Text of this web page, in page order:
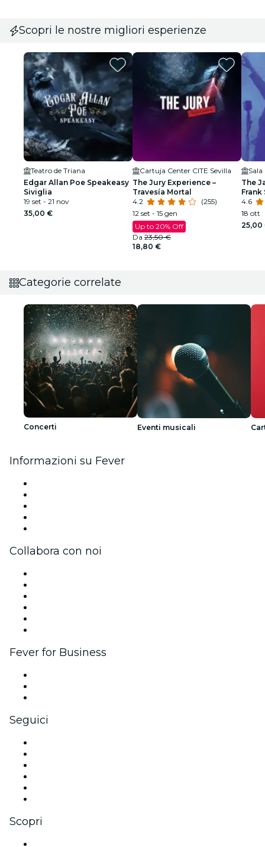
Scopri le nostre migliori esperienze
Teatro de Triana
Edgar Allan Poe Speakeasy
Siviglia
19 set - 21 nov
35,00 €
Cartuja Center CITE Sevilla
The Jury Experience –
Travesía Mortal
4.2
(255)
12 set - 15 gen
Up to 20% Off
Da 23,50 €
18,80 €
The
Frank
4.6
18 ott
25,00
Categorie correlate
Concerti Eventi musicali
Informazioni su Fever
Collabora con noi
Fever for Business
Seguici
Scopri